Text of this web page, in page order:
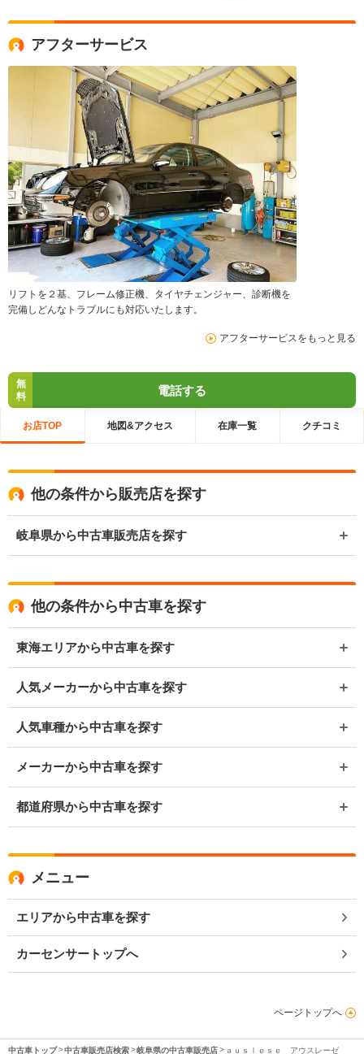
アフターサービス
リフトを２基、フレーム修正機、タイヤチェンジャー、診断機を
完備しどんなトラブルにも対応いたします。
アフターサービスをもっと見る
無
料
電話する
お店TOP 地図&アクセス 在庫一覧 クチコミ
他の条件から販売店を探す
岐阜県から中古車販売店を探す
他の条件から中古車を探す
東海エリアから中古車を探す
人気メーカーから中古車を探す
人気車種から中古車を探す
メーカーから中古車を探す
都道府県から中古車を探す
メニュー
エリアから中古車を探す
カーセンサートップへ
ページトップへ
中古車トップ 中古車販売店検索 岐阜県の中古車販売店 ａｕｓｌｅｓｅ アウスレーゼ